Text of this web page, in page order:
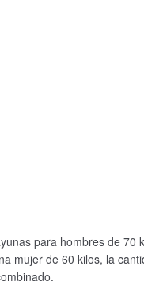
para hombres de 70
mujer de 60 kilos, la